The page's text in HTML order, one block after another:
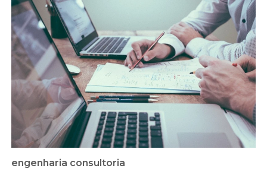
engenharia consultoria